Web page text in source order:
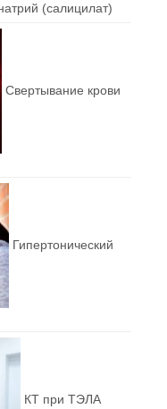
(салицилат)
Свертывание крови
Гипертонический
КТ при ТЭЛА